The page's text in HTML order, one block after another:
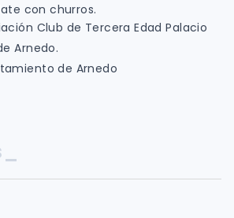
con churros.
Club de Tercera Edad Palacio
Arnedo.
de Arnedo